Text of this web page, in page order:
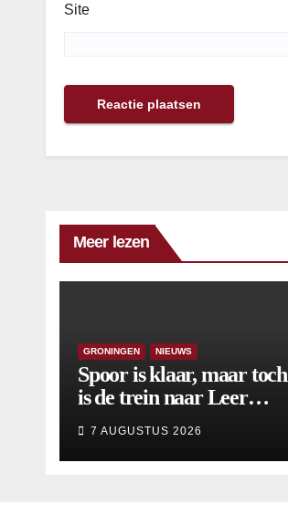
Site
Meer lezen
GRONINGEN NIEUWS
Spoor is klaar, maar toch
is de trein naar Leer
7 AUGUSTUS 2026